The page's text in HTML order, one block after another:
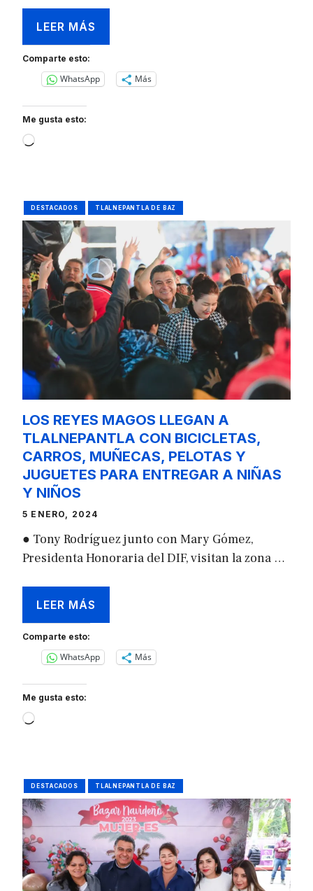
LEER MÁS
Comparte esto:
WhatsApp Más
Me gusta esto:
Loading…
DESTACADOS TLALNEPANTLA DE BAZ
LOS REYES MAGOS LLEGAN A
TLALNEPANTLA CON BICICLETAS,
CARROS, MUÑECAS, PELOTAS Y
JUGUETES PARA ENTREGAR A NIÑAS
Y NIÑOS
5 ENERO, 2024
● Tony Rodríguez junto con Mary Gómez,
Presidenta Honoraria del DIF, visitan la zona …
LEER MÁS
Comparte esto:
WhatsApp Más
Me gusta esto:
Loading…
DESTACADOS TLALNEPANTLA DE BAZ